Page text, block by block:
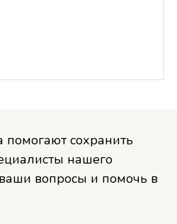
сохранить
нашего
ваши вопросы и помочь в